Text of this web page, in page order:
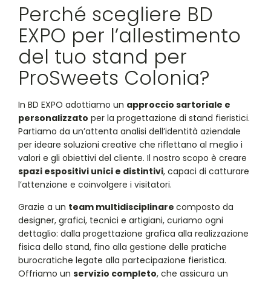
Perché scegliere BD
EXPO per l’allestimento
del tuo stand per
ProSweets Colonia?
In BD EXPO adottiamo un approccio sartoriale e
personalizzato per la progettazione di stand fieristici.
Partiamo da un’attenta analisi dell’identità aziendale
per ideare soluzioni creative che riflettano al meglio i
valori e gli obiettivi del cliente. Il nostro scopo è creare
spazi espositivi unici e distintivi, capaci di catturare
l’attenzione e coinvolgere i visitatori.
Grazie a un team multidisciplinare composto da
designer, grafici, tecnici e artigiani, curiamo ogni
dettaglio: dalla progettazione grafica alla realizzazione
fisica dello stand, fino alla gestione delle pratiche
burocratiche legate alla partecipazione fieristica.
Offriamo un servizio completo, che assicura un